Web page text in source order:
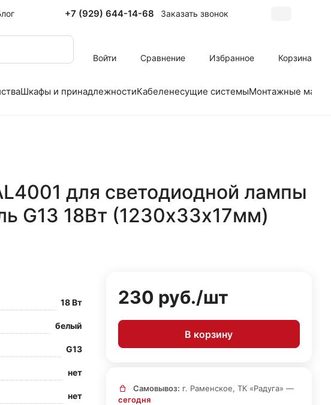
+7 (929) 644-14-68 Заказать звонок
Войти Сравнение Избранное Корзина
Шкафы и принадлежностиКабеленесущие системыМонтажные
для светодиодной лампы
G13 18Вт (1230х33х17мм)
18 Вт
белый
G13
нет
нет
230 руб./шт
В корзину
Самовывоз: г. Раменское, ТК «Радуга» —
сегодня